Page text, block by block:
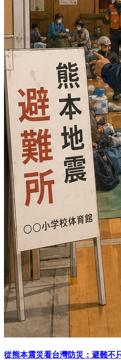
從熊本震災看台灣防災：避難不